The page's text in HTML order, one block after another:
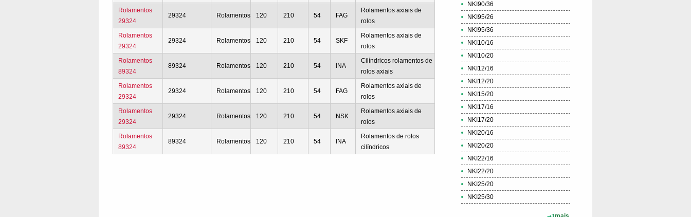
Rolamentos
29324
29324 Rolamentos 120 210 54 FAG
Rolamentos axiais de
rolos
Rolamentos
29324
29324 Rolamentos 120 210 54 SKF
Rolamentos axiais de
rolos
Rolamentos
89324
89324 Rolamentos 120 210 54 INA
Cilíndricos rolamentos de
rolos axiais
Rolamentos
29324
29324 Rolamentos 120 210 54 FAG
Rolamentos axiais de
rolos
Rolamentos
29324
29324 Rolamentos 120 210 54 NSK
Rolamentos axiais de
rolos
Rolamentos
89324
89324 Rolamentos 120 210 54 INA
Rolamentos de rolos
cilíndricos
NKI90/36
NKI95/26
NKI95/36
NKI10/16
NKI10/20
NKI12/16
NKI12/20
NKI15/20
NKI17/16
NKI17/20
NKI20/16
NKI20/20
NKI22/16
NKI22/20
NKI25/20
NKI25/30